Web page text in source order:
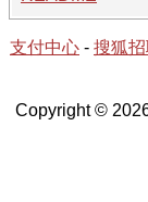
支付中心 - 搜狐
Copyright ©